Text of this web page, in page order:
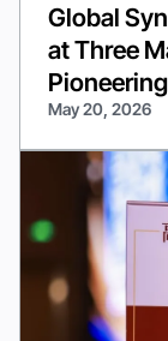
Global
at Three
May 20, 2026